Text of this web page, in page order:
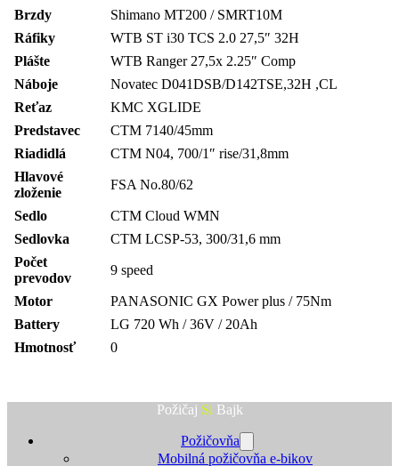
Brzdy
Shimano MT200 / SMRT10M
Ráfiky
WTB ST i30 TCS 2.0 27,5″ 32H
Plášte
WTB Ranger 27,5x 2.25″ Comp
Náboje
Novatec D041DSB/D142TSE,32H ,CL
Reťaz
KMC XGLIDE
Predstavec
CTM 7140/45mm
Riadidlá
CTM N04, 700/1″ rise/31,8mm
Hlavové
zloženie
FSA No.80/62
Sedlo
CTM Cloud WMN
Sedlovka
CTM LCSP-53, 300/31,6 mm
Počet
prevodov
9 speed
Motor
PANASONIC GX Power plus / 75Nm
Battery
LG 720 Wh / 36V / 20Ah
Hmotnosť
0
Požičaj Si Bajk
Požičovňa
Mobilná požičovňa e-bikov